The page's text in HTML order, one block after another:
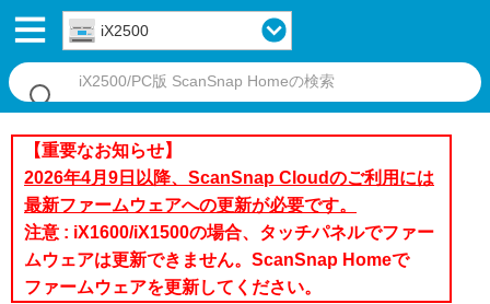
iX2500
【重要なお知らせ】
2026年4月9日以降、ScanSnap Cloudのご利用には
最新ファームウェアへの更新が必要です。
注意 : iX1600/iX1500の場合、タッチパネルでファー
ムウェアは更新できません。ScanSnap Homeで
ファームウェアを更新してください。